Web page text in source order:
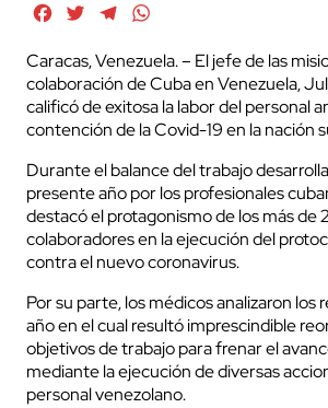
FacebookTwitterTelegram
Caracas, Venezuela. – El jefe de las
colaboración de Cuba en Venezuela,
calificó de exitosa la labor del personal
contención de la Covid-19 en la nación
Durante el balance del trabajo
presente año por los profesionales
destacó el protagonismo de los más de
colaboradores en la ejecución del
contra el nuevo coronavirus.
Por su parte, los médicos analizaron los
año en el cual resultó imprescindible
objetivos de trabajo para frenar el
mediante la ejecución de diversas
personal venezolano.